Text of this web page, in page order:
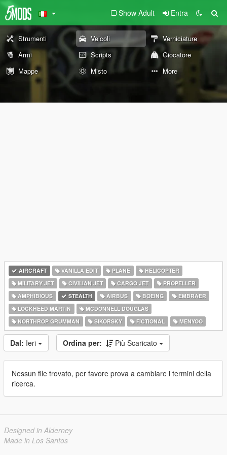
Show Adult Entra
Strumenti Veicoli
Verniciature
Armi
Scripts
Giocatore
Mappe
Misto More
AIRCRAFT VANILLA EDIT PLANE
HELICOPTER
MILITARY JET
CIVILIAN JET CARGO JET
PROPELLER
AMPHIBIOUS
STEALTH AIRBUS BOEING
EMBRAER
LOCKHEED MARTIN
MCDONNELL DOUGLAS
NORTHROP GRUMMAN
SIKORSKY FICTIONAL MENYOO
Dal: Ieri Ordina per: Più Scaricato
Nessun file trovato, per favore prova a cambiare i termini della
ricerca.
Designed in Alderney
Made in Los Santos